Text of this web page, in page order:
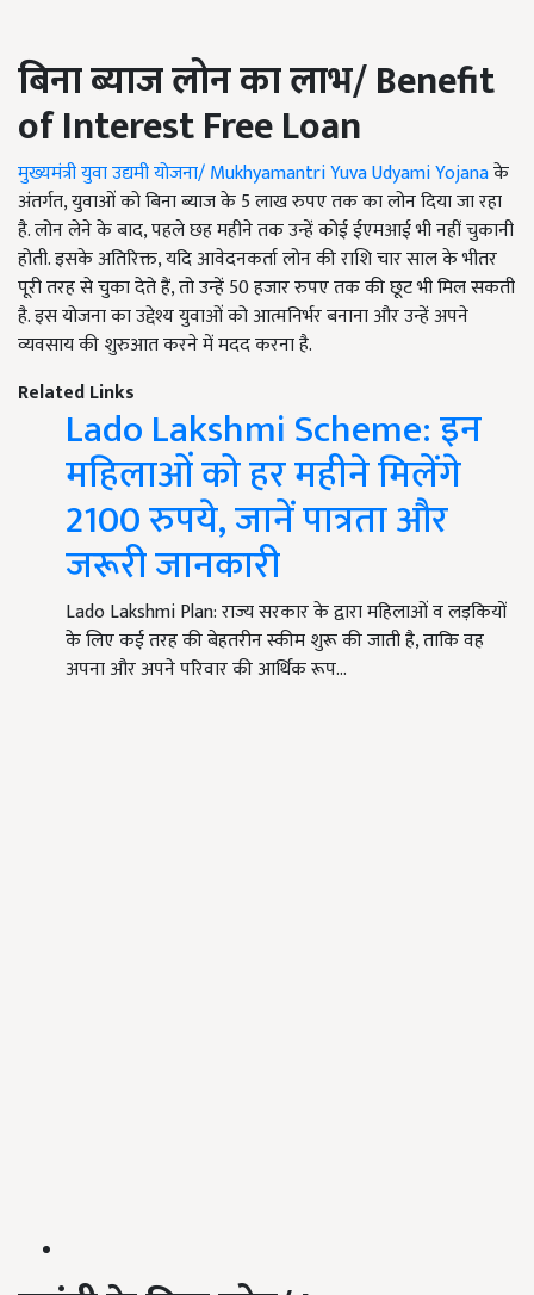
बिना ब्याज लोन का लाभ/Benefit
of Interest Free Loan
मुख्यमंत्री युवा उद्यमी योजना/ Mukhyamantri Yuva Udyami Yojanaके
अंतर्गत, युवाओं को बिना ब्याज के 5 लाख रुपए तक का लोन दिया जा रहा
है. लोन लेने के बाद, पहले छह महीने तक उन्हें कोई ईएमआई भी नहीं चुकानी
होती. इसके अतिरिक्त, यदि आवेदनकर्ता लोन की राशि चार साल के भीतर
पूरी तरह से चुका देते हैं, तो उन्हें 50 हजार रुपए तक की छूट भी मिल सकती
है. इस योजना का उद्देश्य युवाओं को आत्मनिर्भर बनाना और उन्हें अपने
व्यवसाय की शुरुआत करने में मदद करना है.
Related Links
Lado Lakshmi Scheme: इन
महिलाओं को हर महीने मिलेंगे
2100 रुपये, जानें पात्रता और
जरूरी जानकारी
Lado Lakshmi Plan: राज्य सरकार के द्वारा महिलाओं व लड़कियों
के लिए कई तरह की बेहतरीन स्कीम शुरू की जाती है, ताकि वह
अपना और अपने परिवार की आर्थिक रूप…